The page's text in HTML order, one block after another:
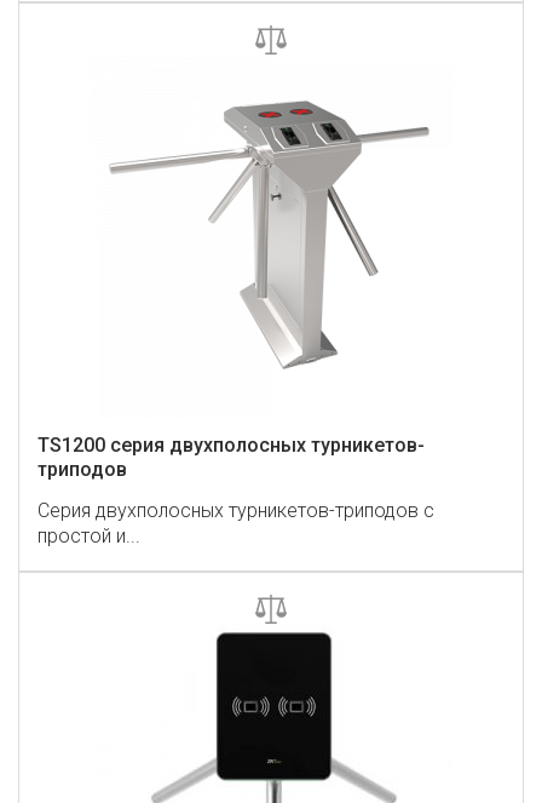
TS1200 серия двухполосных турникетов-
триподов
Серия двухполосных турникетов-триподов с
простой и...